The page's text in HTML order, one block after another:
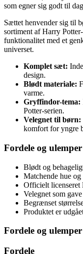
som egner sig godt til
Sættet henvender sig til
sortiment af Harry
funktionalitet med et
universet.
Komplet sæt:
design.
Blødt materiale:
varme.
Gryffindor-tema:
Potter-serien.
Velegnet til børn:
komfort for yngre
Fordele og ulemper
Blødt og
Matchende hue
Officielt licenseret
Velegnet som
Begrænset
Produktet er
Fordele og ulemper
Fordele